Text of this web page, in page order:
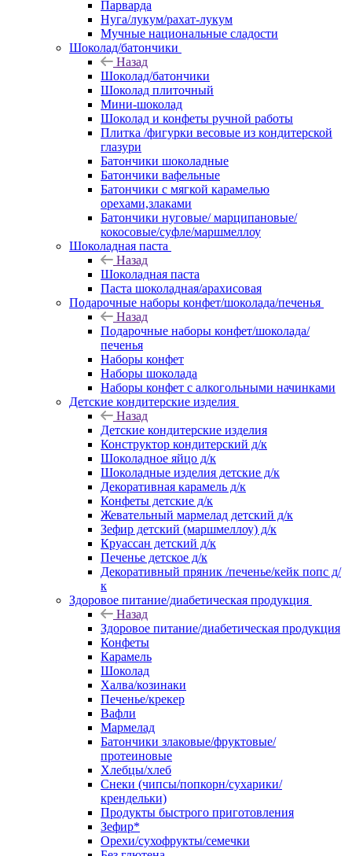
Парварда
Нуга/лукум/рахат-лукум
Мучные национальные сладости
Шоколад/батончики
Назад
Шоколад/батончики
Шоколад плиточный
Мини-шоколад
Шоколад и конфеты ручной работы
Плитка /фигурки весовые из кондитерской
глазури
Батончики шоколадные
Батончики вафельные
Батончики с мягкой карамелью
орехами,злаками
Батончики нуговые/ марципановые/
кокосовые/суфле/маршмеллоу
Шоколадная паста
Назад
Шоколадная паста
Паста шоколадная/арахисовая
Подарочные наборы конфет/шоколада/печенья
Назад
Подарочные наборы конфет/шоколада/
печенья
Наборы конфет
Наборы шоколада
Наборы конфет с алкогольными начинками
Детские кондитерские изделия
Назад
Детские кондитерские изделия
Конструктор кондитерский д/к
Шоколадное яйцо д/к
Шоколадные изделия детские д/к
Декоративная карамель д/к
Конфеты детские д/к
Жевательный мармелад детский д/к
Зефир детский (маршмеллоу) д/к
Круассан детский д/к
Печенье детское д/к
Декоративный пряник /печенье/кейк попс д/
к
Здоровое питание/диабетическая продукция
Назад
Здоровое питание/диабетическая продукция
Конфеты
Карамель
Шоколад
Халва/козинаки
Печенье/крекер
Вафли
Мармелад
Батончики злаковые/фруктовые/
протеиновые
Хлебцы/хлеб
Снеки (чипсы/попкорн/сухарики/
крендельки)
Продукты быстрого приготовления
Зефир*
Орехи/сухофрукты/семечки